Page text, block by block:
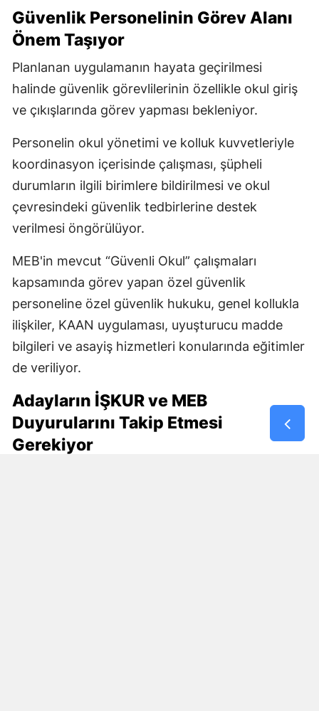
Güvenlik Personelinin Görev Alanı
Önem Taşıyor
Planlanan uygulamanın hayata geçirilmesi
halinde güvenlik görevlilerinin özellikle okul giriş
ve çıkışlarında görev yapması bekleniyor.
Personelin okul yönetimi ve kolluk kuvvetleriyle
koordinasyon içerisinde çalışması, şüpheli
durumların ilgili birimlere bildirilmesi ve okul
çevresindeki güvenlik tedbirlerine destek
verilmesi öngörülüyor.
MEB'in mevcut “Güvenli Okul” çalışmaları
kapsamında görev yapan özel güvenlik
personeline özel güvenlik hukuku, genel kollukla
ilişkiler, KAAN uygulaması, uyuşturucu madde
bilgileri ve asayiş hizmetleri konularında eğitimler
de veriliyor.
Adayların İŞKUR ve MEB
Duyurularını Takip Etmesi
Gerekiyor